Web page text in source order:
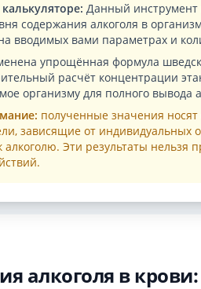
Данный инструмент
содержания алкоголя в
вводимых вами параметрах и
упрощённая формула
расчёт концентрации
организму для полного вывода
полученные значения
зависящие от индивидуальных
алкоголю. Эти результаты
алкоголя в